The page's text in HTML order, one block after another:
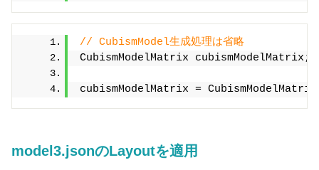
// CubismModel生成処理は省略
CubismModelMatrix cubismModelMatrix;
cubismModelMatrix =
model3.jsonのLayoutを適用